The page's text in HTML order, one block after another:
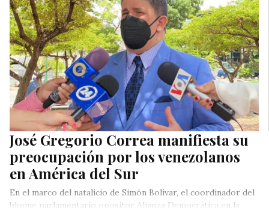
José Gregorio Correa manifiesta su
preocupación por los venezolanos
en América del Sur
En el marco del natalicio de Simón Bolívar, el coordinador del
bloque parlamentario opositor Alianza Democrática en la